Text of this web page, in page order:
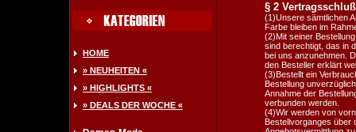
HOME
» NEUHEITEN «
» HIGHLIGHTS «
» DEALS DER WOCHE «
§ 2 Vertragsschluß
(1)Unsere sämtlichen
Farbe bleiben im
(2)Mit seiner
sind berechtigt, das in
bei uns anzunehmen.
den Besteller erklärt
(3)Bestellt ein
Bestellung
Annahme der
verbunden werden.
(4)Wir werden von
Bestellvorganges über